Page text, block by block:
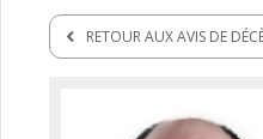
RETOUR AUX AVIS DE